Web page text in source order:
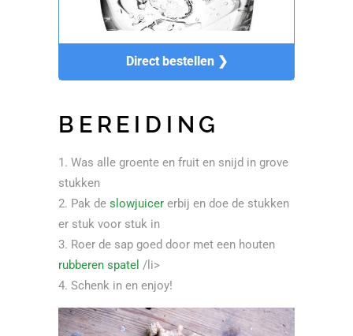
Direct bestellen ❯
BEREIDING
Was alle groente en fruit en snijd in grove
stukken
Pak de slowjuicer erbij en doe de stukken
er stuk voor stuk in
Roer de sap goed door met een houten
rubberen spatel /li>
Schenk in en enjoy!